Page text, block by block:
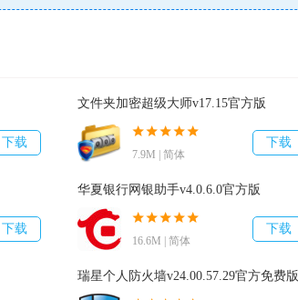
下载
文件夹加密超级大师v17.15官方版
7.9M | 简体
下载
下载
华夏银行网银助手v4.0.6.0官方版
16.6M | 简体
下载
瑞星个人防火墙v24.00.57.29官方免费版